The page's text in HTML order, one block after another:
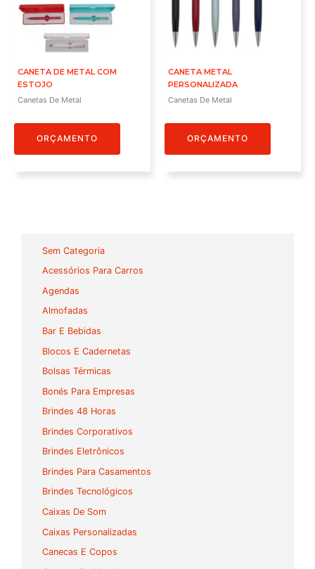
Sem Categoria
Acessórios Para Carros
Agendas
Almofadas
Bar E Bebidas
Blocos E Cadernetas
Bolsas Térmicas
Bonés Para Empresas
Brindes 48 Horas
Brindes Corporativos
Brindes Eletrônicos
Brindes Para Casamentos
Brindes Tecnológicos
Caixas De Som
Caixas Personalizadas
Canecas E Copos
CANETA DE METAL COM
ESTOJO
Canetas De Metal
ORÇAMENTO
CANETA METAL
PERSONALIZADA
Canetas De Metal
ORÇAMENTO